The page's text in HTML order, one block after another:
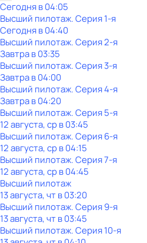
Сегодня в 04:05
Высший пилотаж. Серия 1-я
Сегодня в 04:40
Высший пилотаж. Серия 2-я
Завтра в 03:35
Высший пилотаж. Серия 3-я
Завтра в 04:00
Высший пилотаж. Серия 4-я
Завтра в 04:20
Высший пилотаж. Серия 5-я
12 августа, ср в 03:45
Высший пилотаж. Серия 6-я
12 августа, ср в 04:15
Высший пилотаж. Серия 7-я
12 августа, ср в 04:45
Высший пилотаж
13 августа, чт в 03:20
Высший пилотаж. Серия 9-я
13 августа, чт в 03:45
Высший пилотаж. Серия 10-я